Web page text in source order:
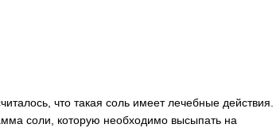
что такая соль имеет лечебные действия.
соли, которую необходимо высыпать на